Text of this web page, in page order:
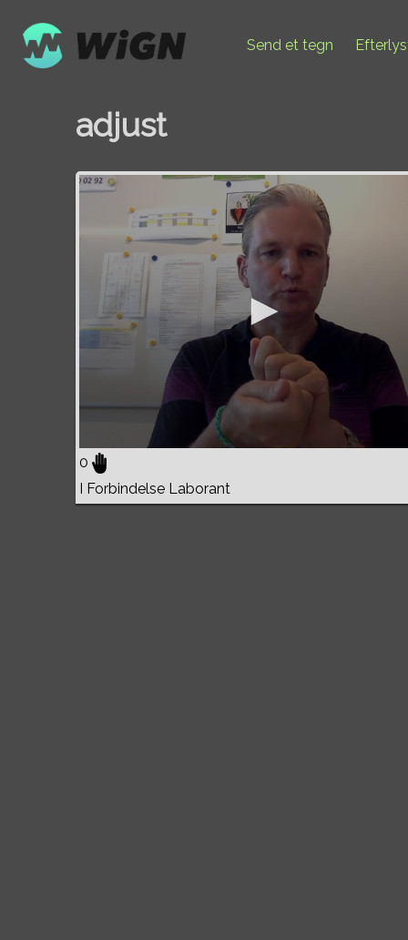
Send et tegn
adjust
0
I Forbindelse Laborant